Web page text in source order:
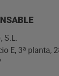
S.L.
E, 3ª planta,